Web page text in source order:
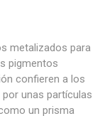
metalizados para
pigmentos
confieren a los
unas partículas
un prisma